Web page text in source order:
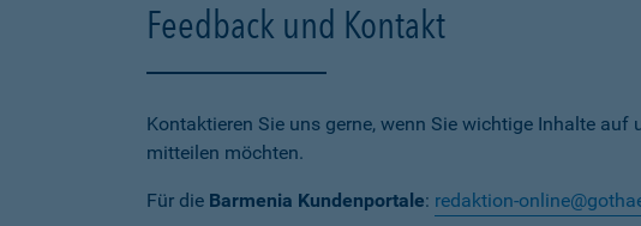
Feedback und Kontakt
Kontaktieren Sie uns gerne, wenn Sie wichtige Inhalte
mitteilen möchten.
Für die Barmenia Kundenportale: redaktion-